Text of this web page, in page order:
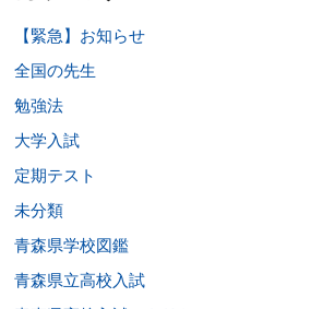
【緊急】お知らせ
全国の先生
勉強法
大学入試
定期テスト
未分類
青森県学校図鑑
青森県立高校入試